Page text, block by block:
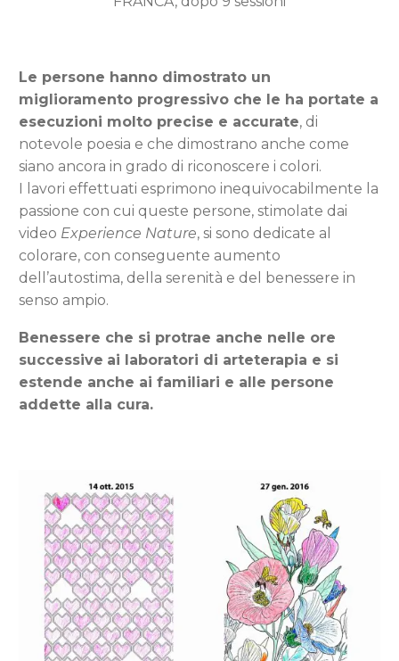
Le persone hanno dimostrato un
miglioramento progressivo che le ha portate a
esecuzioni molto precise e accurate, di
notevole poesia e che dimostrano anche come
siano ancora in grado di riconoscere i colori.
I lavori effettuati esprimono inequivocabilmente la
passione con cui queste persone, stimolate dai
video Experience Nature, si sono dedicate al
colorare, con conseguente aumento
dell’autostima, della serenità e del benessere in
senso ampio.
Benessere che si protrae anche nelle ore
successive ai laboratori di arteterapia e si
estende anche ai familiari e alle persone
addette alla cura.